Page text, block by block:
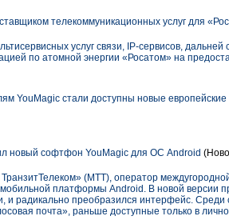
телекоммуникационных услуг для
услуг связи, IP-сервисов, дальней
по атомной энергии «Росатом» на
YouMagic стали доступны новые европейские
новый софтфон YouMagic для ОС Android
(МТТ), оператор
платформы Android. В новой версии
и радикально преобразился интерфейс.
почта», раньше доступные только в